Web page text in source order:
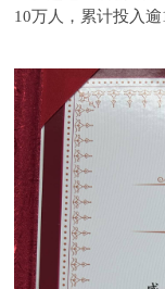
10万人，累计投入